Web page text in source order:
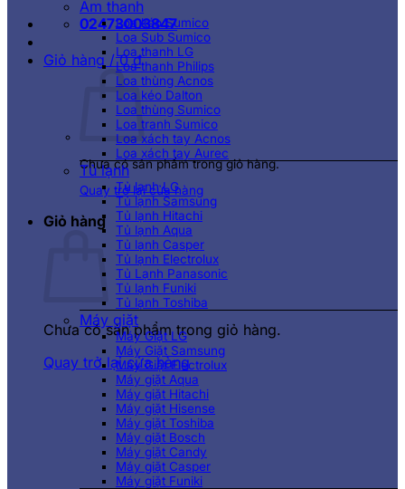
02473003847
Giỏ hàng /0₫
Chưa có sản phẩm trong giỏ hàng.
Quay trở lại cửa hàng
Giỏ hàng
Chưa có sản phẩm trong giỏ hàng.
Quay trở lại cửa hàng
Âm thanh
Loa kéo Sumico
Loa Sub Sumico
Loa thanh LG
Loa thanh Philips
Loa thùng Acnos
Loa kéo Dalton
Loa thùng Sumico
Loa tranh Sumico
Loa xách tay Acnos
Loa xách tay Aurec
Tủ lạnh
Tủ lạnh LG
Tủ lạnh Samsung
Tủ lạnh Hitachi
Tủ lạnh Aqua
Tủ lạnh Casper
Tủ lạnh Electrolux
Tủ Lạnh Panasonic
Tủ lạnh Funiki
Tủ lạnh Toshiba
Máy giặt
Máy Giặt LG
Máy Giặt Samsung
Máy Giặt Electrolux
Máy giặt Aqua
Máy giặt Hitachi
Máy giặt Hisense
Máy giặt Toshiba
Máy giặt Bosch
Máy giặt Candy
Máy giặt Casper
Máy giặt Funiki